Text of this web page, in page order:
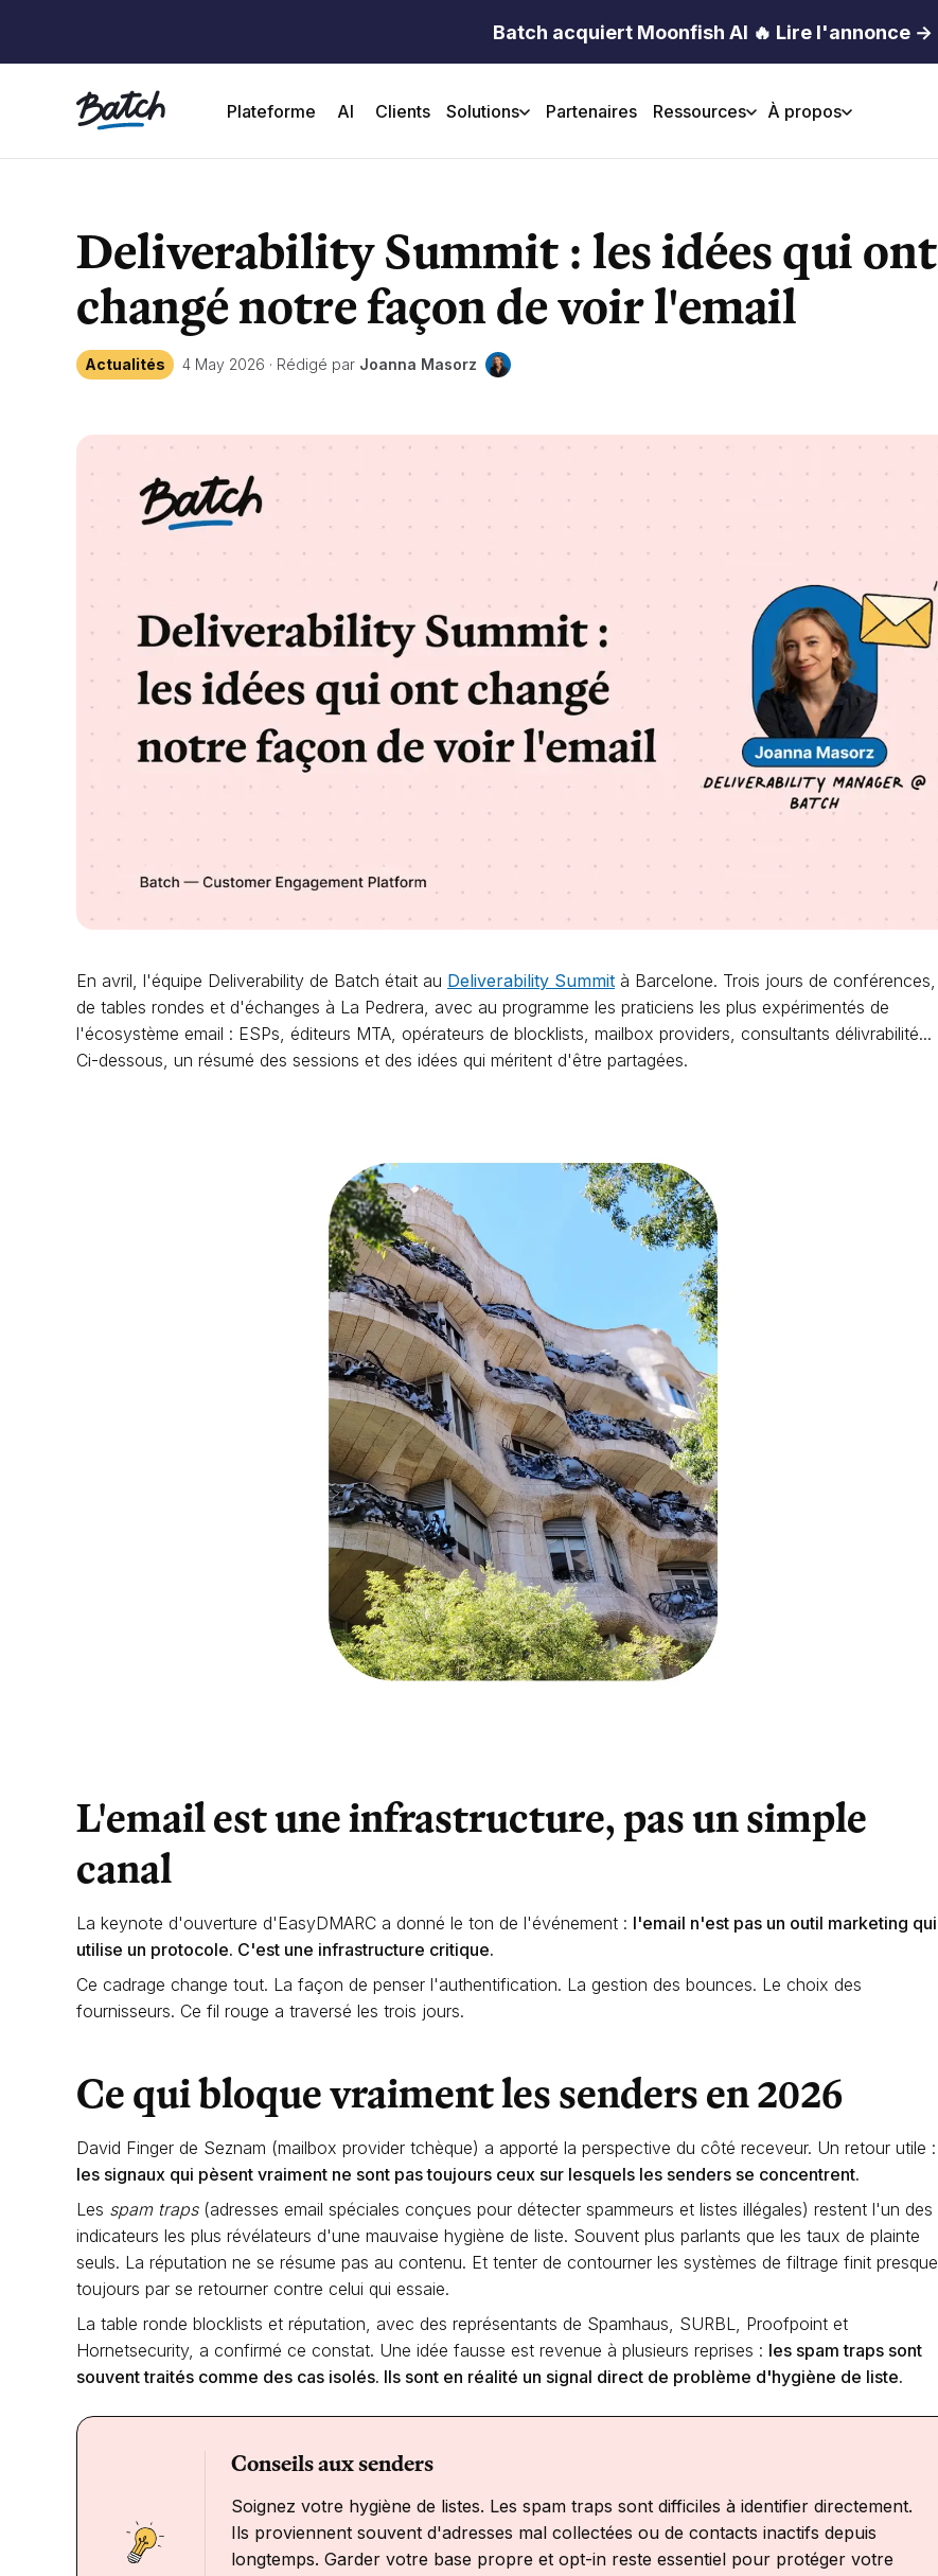
Batch acquiert Moonfish AI 🔥 Lire l'annonce →
Plateforme AI Clients Solutions Partenaires Ressources À propos
Deliverability Summit : les idées qui ont
changé notre façon de voir l'email
Actualités 4 May 2026 · Rédigé par Joanna Masorz
En avril, l'équipe Deliverability de Batch était au Deliverability Summit à Barcelone. Trois jours de conférences,
de tables rondes et d'échanges à La Pedrera, avec au programme les praticiens les plus expérimentés de
l'écosystème email : ESPs, éditeurs MTA, opérateurs de blocklists, mailbox providers, consultants délivrabilité...
Ci-dessous, un résumé des sessions et des idées qui méritent d'être partagées.
L'email est une infrastructure, pas un simple
canal
La keynote d'ouverture d'EasyDMARC a donné le ton de l'événement : l'email n'est pas un outil marketing qui
utilise un protocole. C'est une infrastructure critique.
Ce cadrage change tout. La façon de penser l'authentification. La gestion des bounces. Le choix des
fournisseurs. Ce fil rouge a traversé les trois jours.
Ce qui bloque vraiment les senders en 2026
David Finger de Seznam (mailbox provider tchèque) a apporté la perspective du côté receveur. Un retour utile :
les signaux qui pèsent vraiment ne sont pas toujours ceux sur lesquels les senders se concentrent.
Les spam traps(adresses email spéciales conçues pour détecter spammeurs et listes illégales) restent l'un des
indicateurs les plus révélateurs d'une mauvaise hygiène de liste. Souvent plus parlants que les taux de plainte
seuls. La réputation ne se résume pas au contenu. Et tenter de contourner les systèmes de filtrage finit presque
toujours par se retourner contre celui qui essaie.
La table ronde blocklists et réputation, avec des représentants de Spamhaus, SURBL, Proofpoint et
Hornetsecurity, a confirmé ce constat. Une idée fausse est revenue à plusieurs reprises : les spam traps sont
souvent traités comme des cas isolés. Ils sont en réalité un signal direct de problème d'hygiène de liste.
Conseils aux senders
Soignez votre hygiène de listes. Les spam traps sont difficiles à identifier directement.
Ils proviennent souvent d'adresses mal collectées ou de contacts inactifs depuis
longtemps. Garder votre base propre et opt-in reste essentiel pour protéger votre